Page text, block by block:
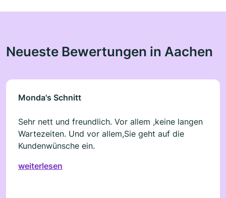
Neueste Bewertungen in Aachen
Monda's Schnitt
Sehr nett und freundlich. Vor allem ,keine langen
Wartezeiten. Und vor allem,Sie geht auf die
Kundenwünsche ein.
weiterlesen